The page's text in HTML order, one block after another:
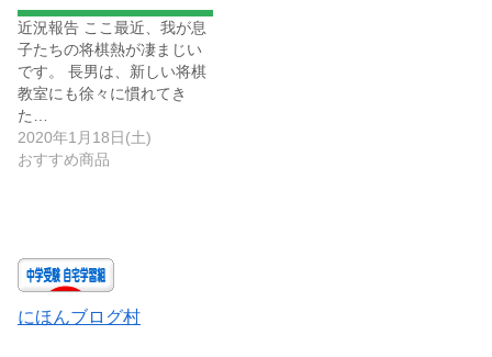
近況報告 ここ最近、我が息
子たちの将棋熱が凄まじい
です。 長男は、新しい将棋
教室にも徐々に慣れてき
た…
2020年1月18日(土)
おすすめ商品
にほんブログ村